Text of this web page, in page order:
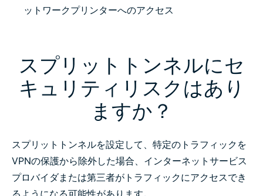
What you can expect with split tunneling
tunneling
What people are saying about ExpressVPN
VPN
Try split tunneling risk-free with ExpressVPN
ットワークプリンターへのアクセス
スプリットトンネルにセ
キュリティリスクはあり
ますか？
スプリットトンネルを設定して、特定のトラフィックを
VPNの保護から除外した場合、インターネットサービス
プロバイダまたは第三者がトラフィックにアクセスでき
るようになる可能性があります。